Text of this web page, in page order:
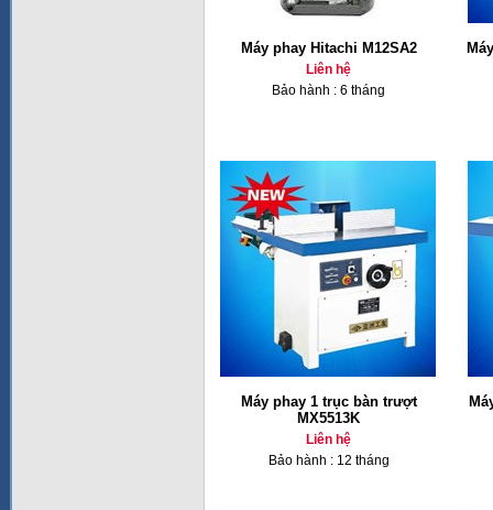
Máy phay Hitachi M12SA2
Liên hệ
Bảo hành : 6 tháng
Máy phay 1 trục bàn trượt
MX5513K
Liên hệ
Bảo hành : 12 tháng